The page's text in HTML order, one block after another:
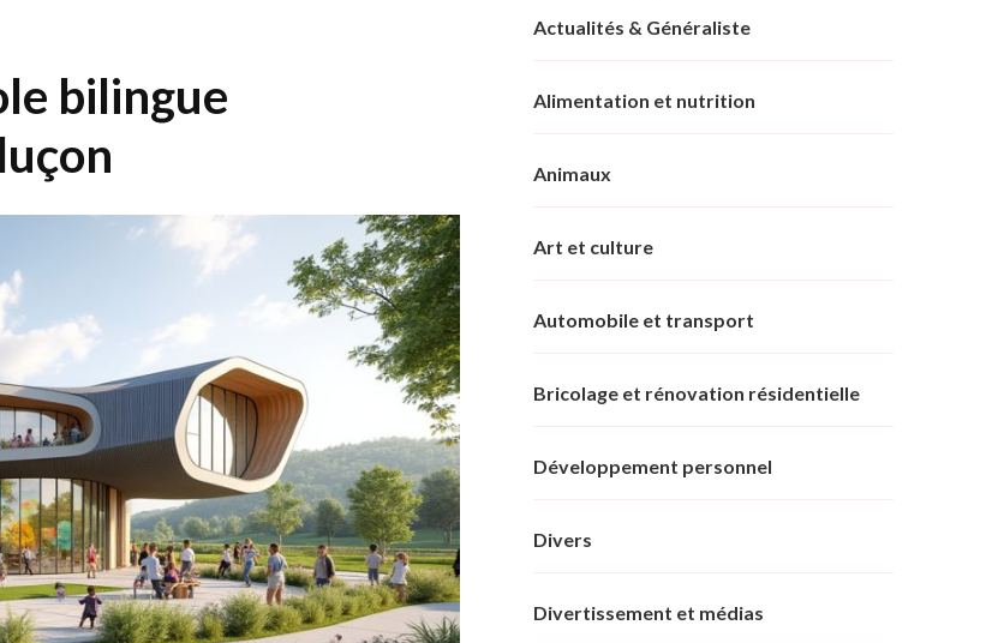
bilingue
Actualités & Généraliste
Alimentation et nutrition
Animaux
Art et culture
Automobile et transport
Bricolage et rénovation résidentielle
Développement personnel
Divers
Divertissement et médias